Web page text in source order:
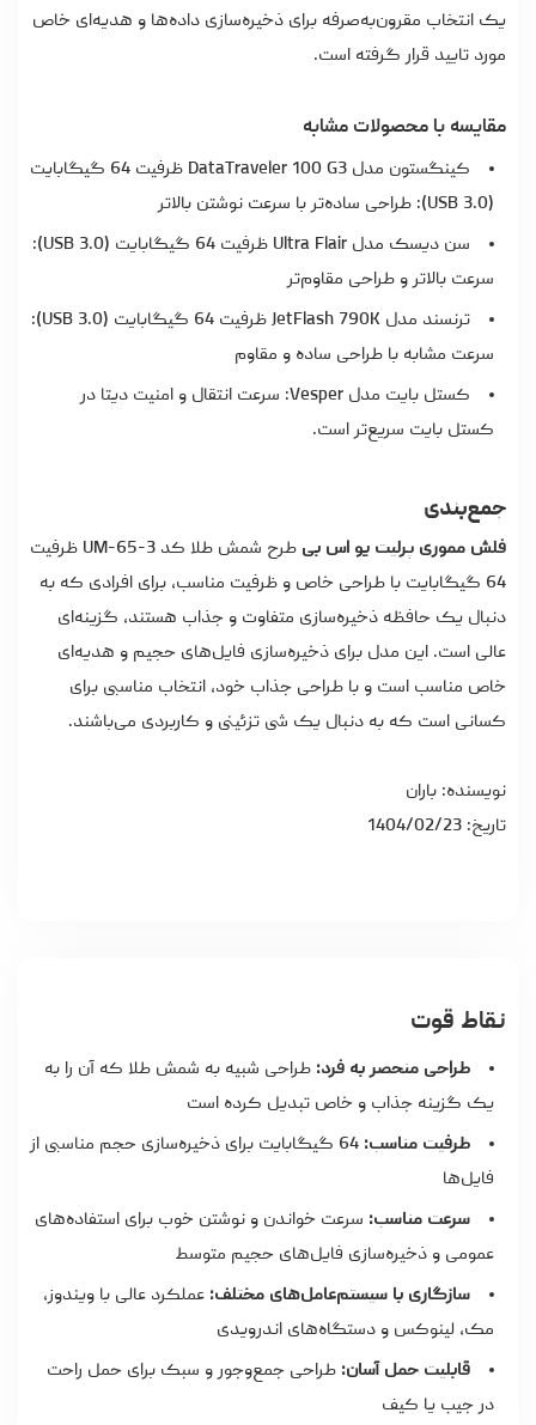
یک انتخاب مقرون‌به‌صرفه برای ذخیره‌سازی داده‌ها و هدیه‌ای خاص
مورد تایید قرار گرفته است.
مقایسه با محصولات مشابه
کینگستون مدل DataTraveler 100 G3 ظرفیت 64 گیگابایت
(USB 3.0): طراحی ساده‌تر با سرعت نوشتن بالاتر
سن دیسک مدل Ultra Flair ظرفیت 64 گیگابایت (USB 3.0):
سرعت بالاتر و طراحی مقاوم‌تر
ترنسند مدل JetFlash 790K ظرفیت 64 گیگابایت (USB 3.0):
سرعت مشابه با طراحی ساده و مقاوم
کستل بایت مدل Vesper: سرعت انتقال و امنیت دیتا در
کستل بایت سریع‌تر است.
جمع‌بندی
فلش مموری پرلیت یو اس بی
طرح شمش طلا کد UM-65-3 ظرفیت
64 گیگابایت با طراحی خاص و ظرفیت مناسب، برای افرادی که به
دنبال یک حافظه ذخیره‌سازی متفاوت و جذاب هستند، گزینه‌ای
عالی است. این مدل برای ذخیره‌سازی فایل‌های حجیم و هدیه‌ای
خاص مناسب است و با طراحی جذاب خود، انتخاب مناسبی برای
کسانی است که به دنبال یک شی تزئینی و کاربردی می‌باشند.
نویسنده: باران
تاریخ: 1404/02/23
نقاط قوت
طراحی منحصر به فرد: طراحی شبیه به شمش طلا که آن را به
یک گزینه جذاب و خاص تبدیل کرده است
ظرفیت مناسب:
64 گیگابایت برای ذخیره‌سازی حجم مناسبی از
فایل‌ها
سرعت مناسب: سرعت خواندن و نوشتن خوب برای استفاده‌های
عمومی و ذخیره‌سازی فایل‌های حجیم متوسط
سازگاری با سیستم‌عامل‌های مختلف: عملکرد عالی با ویندوز،
مک، لینوکس و دستگاه‌های اندرویدی
قابلیت حمل آسان: طراحی جمع‌وجور و سبک برای حمل راحت
در جیب یا کیف